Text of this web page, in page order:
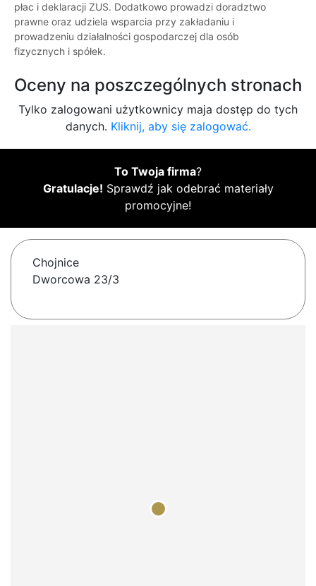
płac i deklaracji ZUS. Dodatkowo prowadzi doradztwo
prawne oraz udziela wsparcia przy zakładaniu i
prowadzeniu działalności gospodarczej dla osób
fizycznych i spółek.
Oceny na poszczególnych stronach
Tylko zalogowani użytkownicy maja dostęp do tych
danych. Kliknij, aby się zalogować.
To Twoja firma?
Gratulacje! Sprawdź jak odebrać materiały
promocyjne!
Chojnice
Dworcowa 23/3